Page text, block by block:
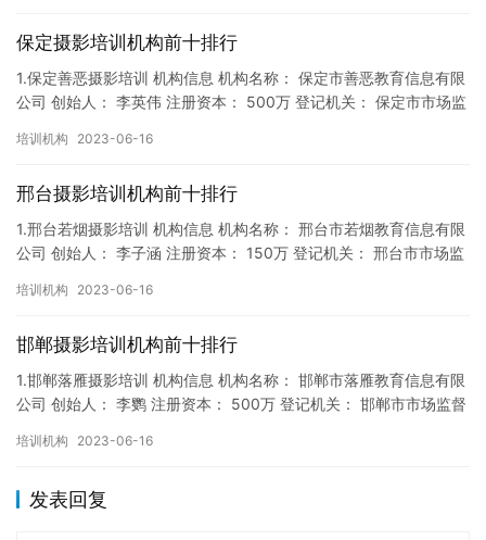
保定摄影培训机构前十排行
1.保定善恶摄影培训 机构信息 机构名称： 保定市善恶教育信息有限
公司 创始人： 李英伟 注册资本： 500万 登记机关： 保定市市场监
培训机构 2023-06-16
邢台摄影培训机构前十排行
1.邢台若烟摄影培训 机构信息 机构名称： 邢台市若烟教育信息有限
公司 创始人： 李子涵 注册资本： 150万 登记机关： 邢台市市场监
培训机构 2023-06-16
邯郸摄影培训机构前十排行
1.邯郸落雁摄影培训 机构信息 机构名称： 邯郸市落雁教育信息有限
公司 创始人： 李鹦 注册资本： 500万 登记机关： 邯郸市市场监督
培训机构 2023-06-16
发表回复